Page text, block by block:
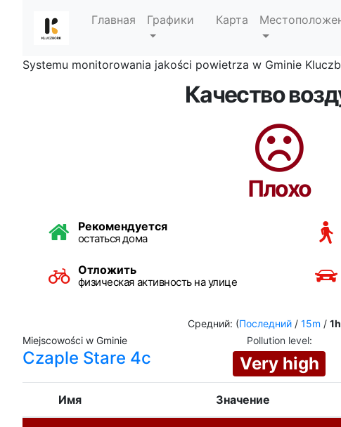
Главная Графики Карта
Systemu monitorowania jakości powietrza w Gminie
Качество
Плохо
Рекомендуется
остаться дома
Отложить
физическая активность на улице
Средний: (Последний/ 15m / 1h
Miejscowości w Gminie
Czaple Stare 4c
Pollution level:
Very high
Имя Значение